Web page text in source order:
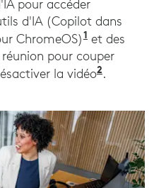
pour accéder
d'IA (Copilot dans
ChromeOS)1 et des
pour couper
la vidéo2.